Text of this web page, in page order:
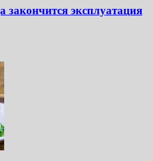
закончится эксплуатация